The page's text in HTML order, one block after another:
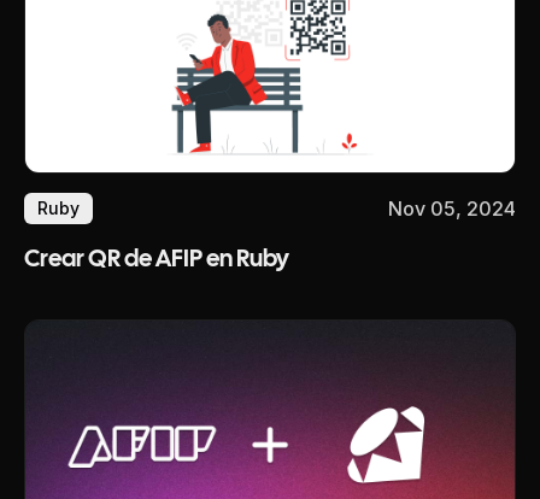
Ruby Nov 05, 2024
Crear QR de AFIP en Ruby